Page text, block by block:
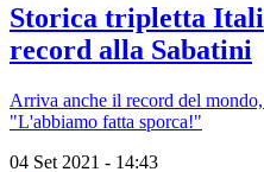
Storica tripletta
record alla Sabatini
Arriva anche il record del
"L'abbiamo fatta sporca!"
04 Set 2021 - 14:43